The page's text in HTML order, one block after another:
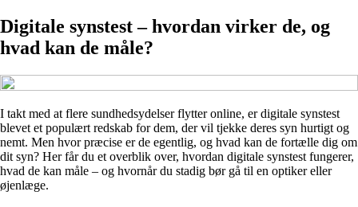
Digitale synstest – hvordan virker de, og
hvad kan de måle?
I takt med at flere sundhedsydelser flytter online, er digitale synstest
blevet et populært redskab for dem, der vil tjekke deres syn hurtigt og
nemt. Men hvor præcise er de egentlig, og hvad kan de fortælle dig om
dit syn? Her får du et overblik over, hvordan digitale synstest fungerer,
hvad de kan måle – og hvornår du stadig bør gå til en optiker eller
øjenlæge.